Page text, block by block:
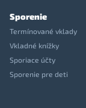
Sporenie
Termínované vklady
Vkladné knížky
Sporiace účty
Sporenie pre deti